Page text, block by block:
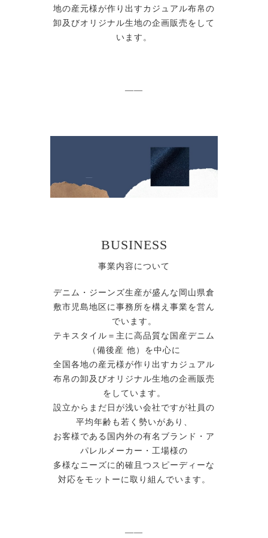
地の産元様が作り出すカジュアル布帛の
卸及びオリジナル生地の企画販売をして
います。
——
BUSINESS
事業内容について
デニム・ジーンズ生産が盛んな岡山県倉
敷市児島地区に事務所を構え事業を営ん
でいます。
テキスタイル＝主に高品質な国産デニム
（備後産 他）を中心に
全国各地の産元様が作り出すカジュアル
布帛の卸及びオリジナル生地の企画販売
をしています。
設立からまだ日が浅い会社ですが社員の
平均年齢も若く勢いがあり、
お客様である国内外の有名ブランド・ア
パレルメーカー・工場様の
多様なニーズに的確且つスピーディーな
対応をモットーに取り組んでいます。
——